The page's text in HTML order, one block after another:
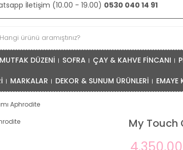
İletişim (10.00 - 19.00) 0530 040 14 91
MUTFAK DÜZENİ SOFRA ÇAY & KAHVE FİNCANI
MARKALAR DEKOR & SUNUM ÜRÜNLERİ EMAYE
Aphrodite
My Touch